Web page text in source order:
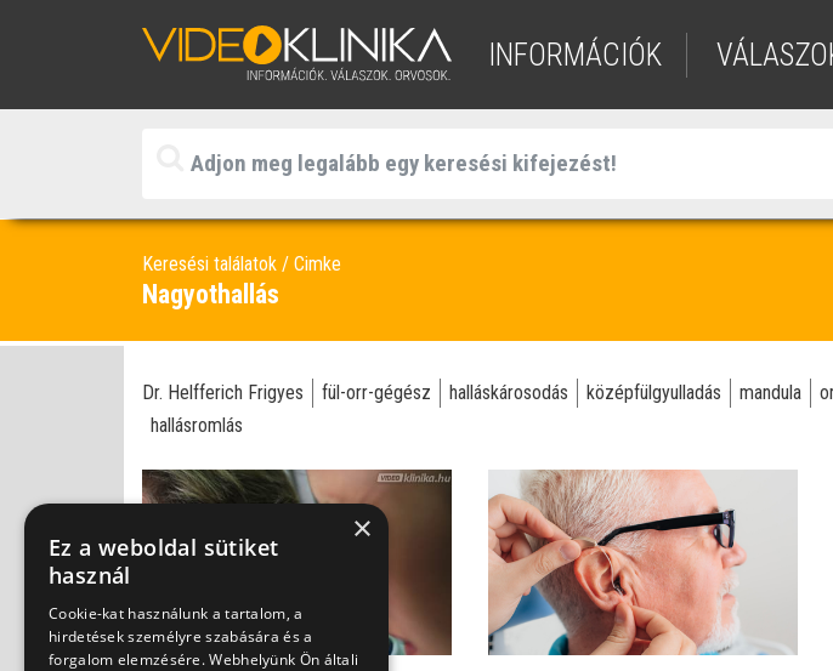
INFORMÁCIÓK
Keresési találatok Cimke
Nagyothallás
Dr. Helfferich Frigyes fül-orr-gégész halláskárosodás középfülgyulladás mandula
hallásromlás
×
Ez a weboldal sütiket
használ
Cookie-kat használunk a tartalom, a
hirdetések személyre szabására és a
forgalom elemzésére. Webhelyünk Ön általi